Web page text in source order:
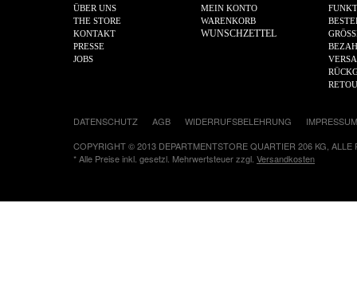
ÜBER UNS
THE STORE
KONTAKT
PRESSE
JOBS
MEIN KONTO
WARENKORB
WUNSCHZETTEL
DATENSCHUTZ AGB WIDERRUFSBELEHRUNG
IMPRESSUM
COPYRIGHT © 2013 DEPARTMENTSTORE QUARTIER 206 KG, ALLE
* Alle Preise inkl. gesetzl. Mehrwertsteuer zzgl. Versandkosten